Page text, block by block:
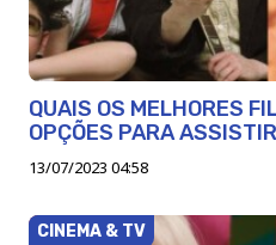
QUAIS OS MELHORES
OPÇÕES PARA
13/07/2023 04:58
CINEMA & TV